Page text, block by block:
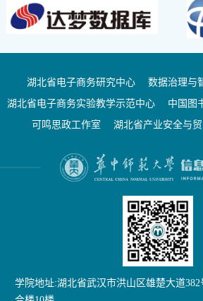
湖北省电子商务研究中心
数据治理与
湖北省电子商务实验教学示范中心
中国图
可鸣思政工作室
湖北省产业安全与
学院地址:湖北省武汉市洪山区雄楚大道